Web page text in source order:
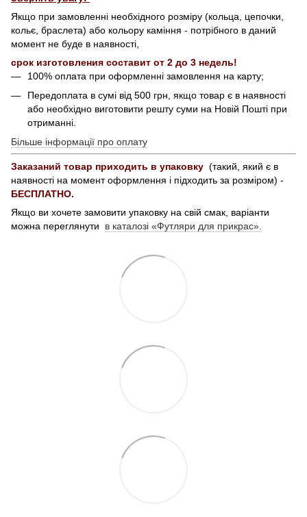
Якщо при замовленні необхідного розміру (кольца, цепочки,
кольє, браслета) або кольору каміння - потрібного в даний
момент не буде в наявності,
срок изготовления составит от 2 до 3 недель!
100% оплата при оформленні замовлення на карту;
Передоплата в сумі від 500 грн, якщо товар є в наявності
або необхідно виготовити решту суми на Новій Пошті при
отриманні.
Більше інформації про оплату
Заказаний товар приходить в упаковку (такий, який є в
наявності на момент оформлення і підходить за розміром) -
БЕСПЛАТНО.
Якщо ви хочете замовити упаковку на свій смак, варіанти
можна переглянути в каталозі «Футляри для прикрас».